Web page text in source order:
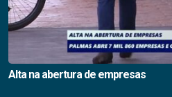
Alta na abertura de empresas